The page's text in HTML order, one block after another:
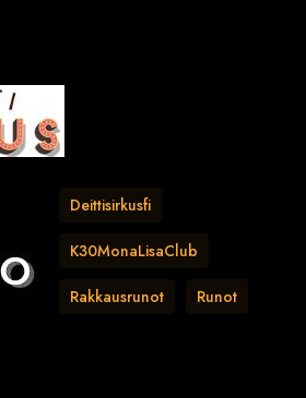
Deittisirkusfi
K30MonaLisaClub
Rakkausrunot Runot